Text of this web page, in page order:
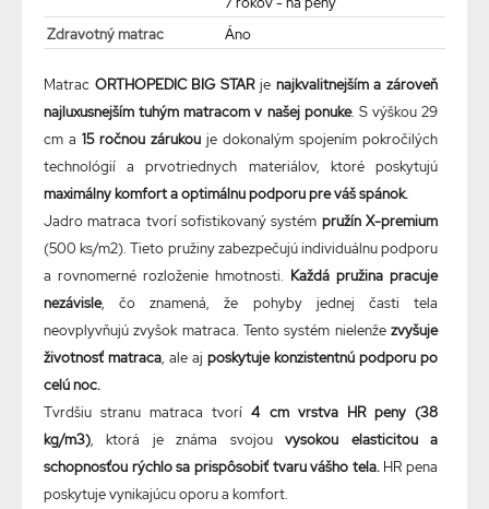
Zdravotný matrac
Áno
Matrac ORTHOPEDIC BIG STARje najkvalitnejším a zároveň
najluxusnejším tuhým matracom v našej ponuke. S výškou 29
cm a 15 ročnou zárukou je dokonalým spojením pokročilých
technológií a prvotriednych materiálov, ktoré poskytujú
maximálny komfort a optimálnu podporu pre váš spánok.
Jadro matraca tvorí sofistikovaný systém pružín X-premium
(500 ks/m2). Tieto pružiny zabezpečujú individuálnu podporu
a rovnomerné rozloženie hmotnosti. Každá pružina pracuje
nezávisle, čo znamená, že pohyby jednej časti tela
neovplyvňujú zvyšok matraca. Tento systém nielenžezvyšuje
životnosť matraca, ale aj poskytuje konzistentnú podporu po
celú noc.
Tvrdšiu stranu matraca tvorí4 cm vrstva HR peny (38
kg/m3), ktorá je známa svojouvysokou elasticitou a
schopnosťou rýchlo sa prispôsobiť tvaru vášho tela.HR pena
poskytuje vynikajúcu oporu a komfort.